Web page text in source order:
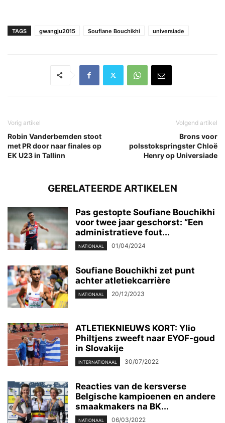
TAGS gwangju2015 Soufiane Bouchikhi universiade
Vorig artikel
Robin Vanderbemden stoot
met PR door naar finales op
EK U23 in Tallinn
Volgend artikel
Brons voor
polsstokspringster Chloë
Henry op Universiade
GERELATEERDE ARTIKELEN
Pas gestopte Soufiane Bouchikhi
voor twee jaar geschorst: “Een
administratieve fout...
NATIONAAL 01/04/2024
Soufiane Bouchikhi zet punt
achter atletiekcarrière
NATIONAAL 20/12/2023
ATLETIEKNIEUWS KORT: Ylio
Philtjens zweeft naar EYOF-goud
in Slovakije
INTERNATIONAAL 30/07/2022
Reacties van de kersverse
Belgische kampioenen en andere
smaakmakers na BK...
NATIONAAL 06/03/2022